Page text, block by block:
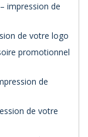
impression de
de votre logo
promotionnel
de
de votre